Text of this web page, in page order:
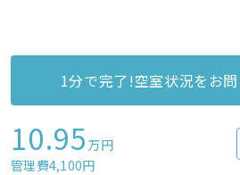
1分で完了!空室状況をお
10.95 万円
管理費4,100円